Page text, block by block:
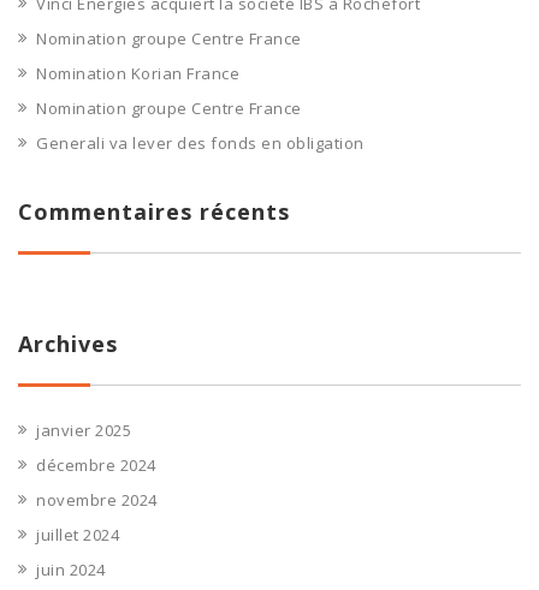
Nomination groupe Centre France
Nomination Korian France
Nomination groupe Centre France
Generali va lever des fonds en obligation
Commentaires récents
Archives
janvier 2025
décembre 2024
novembre 2024
juillet 2024
juin 2024